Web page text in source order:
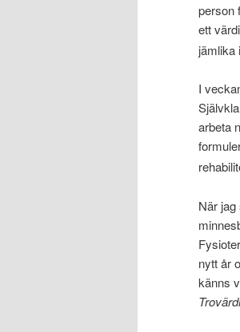
person
ett
jämlika
I
arbeta
När
nytt år
känns